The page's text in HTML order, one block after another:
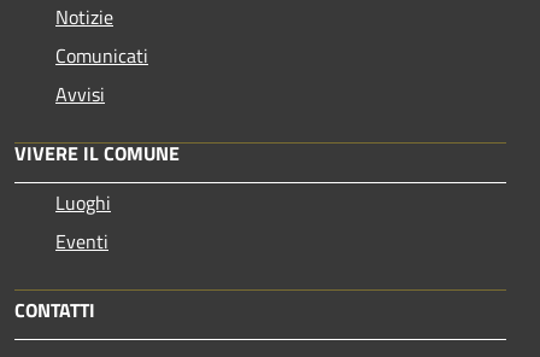
Notizie
Comunicati
Avvisi
VIVERE IL COMUNE
Luoghi
Eventi
CONTATTI